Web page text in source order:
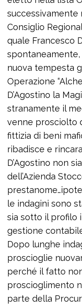
successivamente
Consiglio
quale Francesco
nuova tempesta
Operazione
D’Agostino la
stranamente il
venne prosciolto
fittizia di beni
ribadisce e
D’Agostino non
dell’Azienda
le indagini sono
sia sotto il profilo
gestione
Dopo lunghe
proscioglie
perché il fatto
proscioglimento
parte della